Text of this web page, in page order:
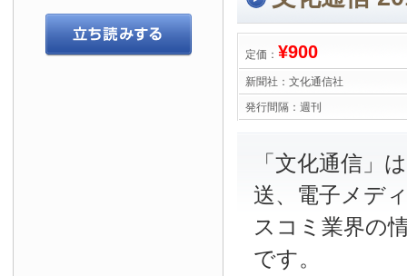
定価： ¥900
新聞社： 文化通信社
発行間隔： 週刊
「文化通信」
送、電子メデ
スコミ業界の
です。